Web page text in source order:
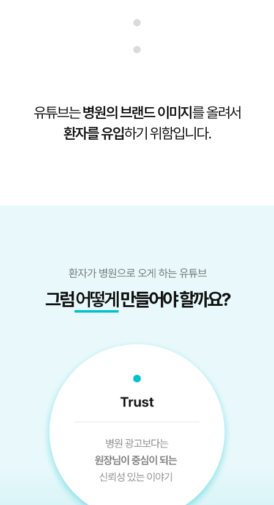
유튜브는병원의 브랜드 이미지 를 올려서
환자를 유입하기 위함입니다.
환자가 병원으로 오게 하는 유튜브
그럼어떻게 만들어야 할까요?